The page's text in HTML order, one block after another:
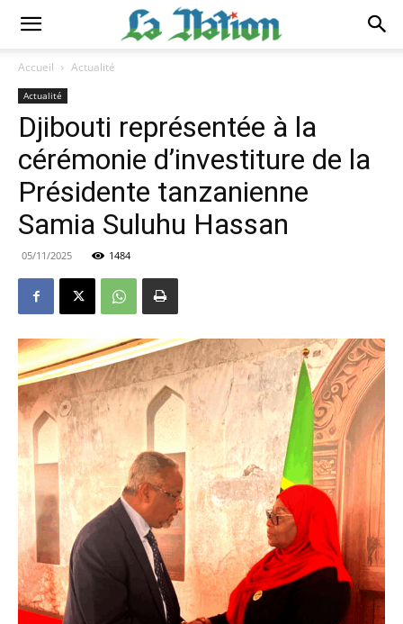
Accueil Actualité
Actualité
Djibouti représentée à la
cérémonie d’investiture de la
Présidente tanzanienne
Samia Suluhu Hassan
05/11/2025 1484